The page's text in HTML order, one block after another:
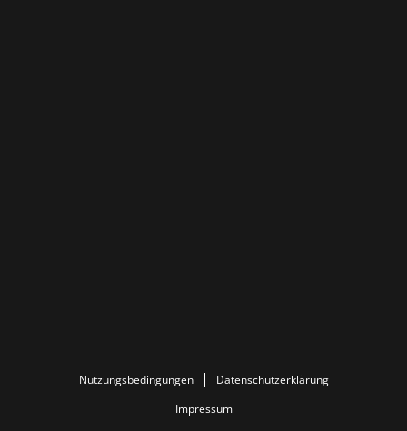
Nutzungsbedingungen
Datenschutzerklärung
Impressum